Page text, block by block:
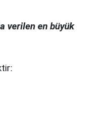
verilen en büyük